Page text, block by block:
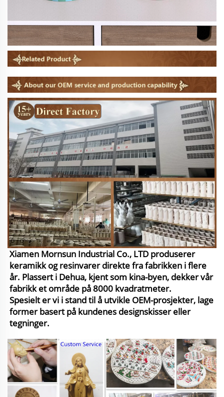
Xiamen Mornsun Industrial Co., LTD produserer
keramikk og resinvarer direkte fra fabrikken i flere
år. Plassert i Dehua, kjent som kina-byen, dekker vår
fabrikk et område på 8000 kvadratmeter.
Spesielt er vi i stand til å utvikle OEM-prosjekter, lage
former basert på kundenes designskisser eller
tegninger.